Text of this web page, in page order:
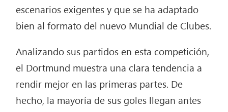
escenarios exigentes y que se ha adaptado
bien al formato del nuevo Mundial de Clubes.
Analizando sus partidos en esta competición,
el Dortmund muestra una clara tendencia a
rendir mejor en las primeras partes. De
hecho, la mayoría de sus goles llegan antes